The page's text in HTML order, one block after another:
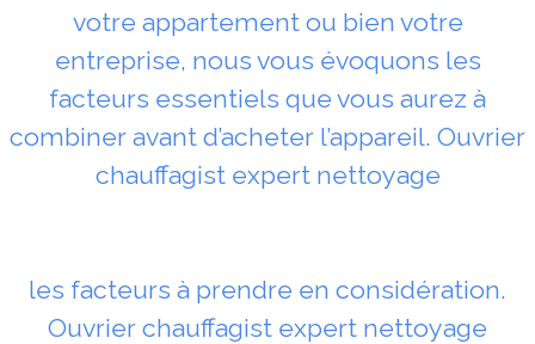
votre appartement ou bien votre
entreprise, nous vous évoquons les
facteurs essentiels que vous aurez à
combiner avant d’acheter l’appareil. Ouvrier
chauffagist expert nettoyage
les facteurs à prendre en considération.
Ouvrier chauffagist expert nettoyage